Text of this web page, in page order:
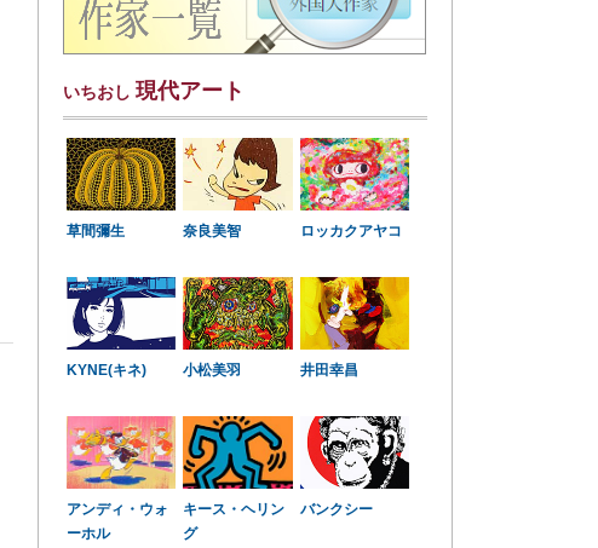
いちおし 現代アート
草間彌生 奈良美智 ロッカクアヤコ
KYNE(キネ) 小松美羽 井田幸昌
アンディ・ウォ
ーホル
キース・ヘリン
グ
バンクシー